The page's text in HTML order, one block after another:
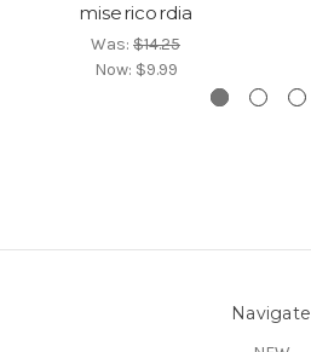
misericordia
Was: $14.25
Now: $9.99
Navigate